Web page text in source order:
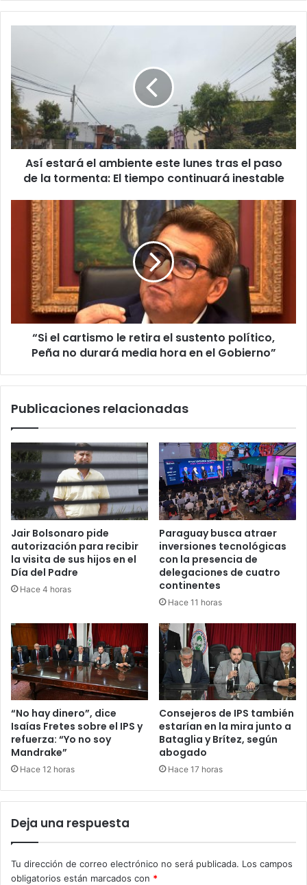
o
r
r
e
o
e
Así estará el ambiente este lunes tras el paso
de la tormenta: El tiempo continuará inestable
“Si el cartismo le retira el sustento político,
Peña no durará media hora en el Gobierno”
Publicaciones relacionadas
Jair Bolsonaro pide
autorización para recibir
la visita de sus hijos en el
Día del Padre
Hace 4 horas
Paraguay busca atraer
inversiones tecnológicas
con la presencia de
delegaciones de cuatro
continentes
Hace 11 horas
“No hay dinero”, dice
Isaías Fretes sobre el IPS y
refuerza: “Yo no soy
Mandrake”
Hace 12 horas
Consejeros de IPS también
estarían en la mira junto a
Bataglia y Brítez, según
abogado
Hace 17 horas
Deja una respuesta
Tu dirección de correo electrónico no será publicada. Los campos
obligatorios están marcados con *